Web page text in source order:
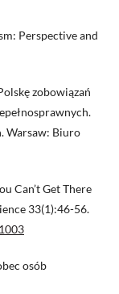
Perspective and
zobowiązań
Warsaw: Biuro
Can’t Get There
33(1):46-56.
osób